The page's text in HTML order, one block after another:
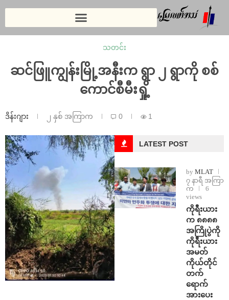
သတင်း
ဆင်ဖြူကျွန်းမြို့အနီးက ရွာ ၂ ရွာကို စစ်
ကောင်စီမီးရှို့
ဒိန်းဂျား ၂ နှစ် အကြာက 0 1
LATEST POST
by MLAT
၇ နာရီ အကြာ
က
6
views
ကိုရီးယား
က ၈၈၈၈
အကြိုပွဲကို
ကိုရီးယား
အမတ်
ကိုယ်တိုင်
တက်
ရောက်
အားပေး